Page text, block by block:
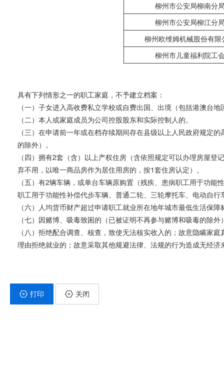
柳州市公安局柳南分
柳州市公安局柳江分
柳州欧维姆机械股份有限
柳州市儿童福利院工
具有下列情形之一的职工家庭，不予建立档案：
（一）子女进入高收费私立学校或自费出国、出境（包括港澳台
（二）本人或家庭成员为公司控股股东和实际控制人的。
（三）在申请前一年或在档存续期间存在县级以上人民政府规定
的除外）。
（四）拥有2套（含）以上产权住房（含依照规定可以办理房屋
弃不用，以唯一商品房作为居住用房的，按1套住房认定）。
（五）有2辆车辆，或单台车辆原购置（残疾、患病职工用于功
职工用于功能性补偿代步车辆、普通二轮、三轮摩托车、电动自
（六）人均货币财产超过申请职工就业所在地年城市最低生活保
（七）因赌博、吸毒致困的（已被证明不再参与赌博和吸毒的除外
（八）拒绝配合调查、核查，致使无法核实收入的；故意隐瞒家
理由拒绝就业的；故意采取其他规避法律、法规的行为造成无经济
打印 关闭